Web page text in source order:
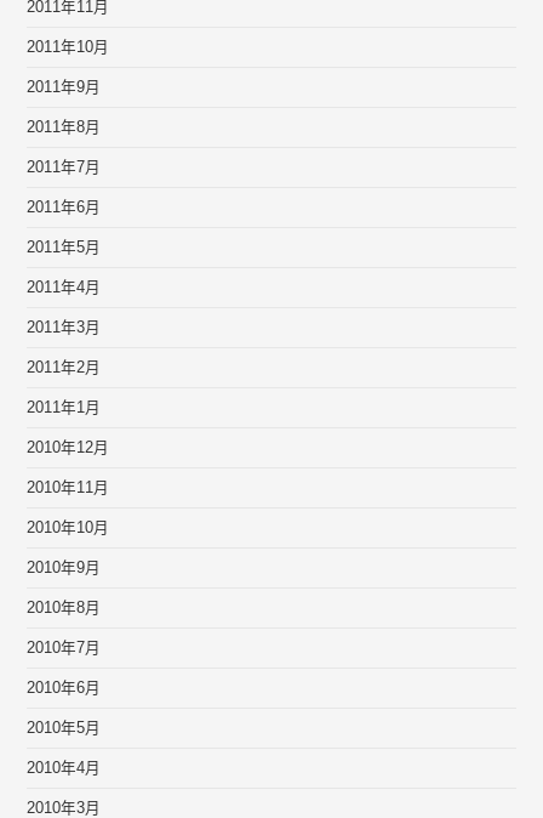
2011年11月
2011年10月
2011年9月
2011年8月
2011年7月
2011年6月
2011年5月
2011年4月
2011年3月
2011年2月
2011年1月
2010年12月
2010年11月
2010年10月
2010年9月
2010年8月
2010年7月
2010年6月
2010年5月
2010年4月
2010年3月